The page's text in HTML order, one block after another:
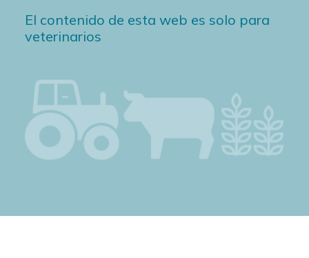
El contenido de esta web es solo para
veterinarios